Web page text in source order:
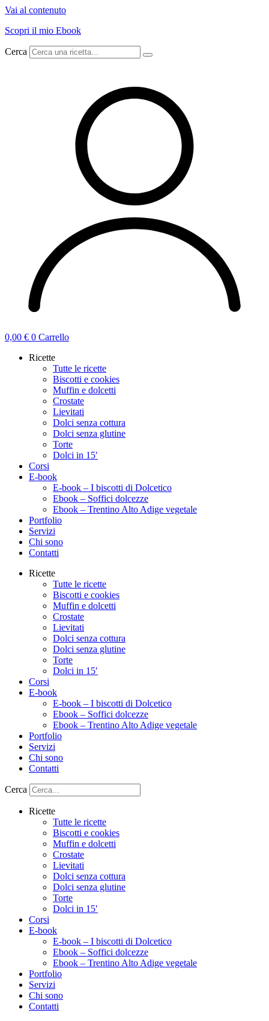
Vai al contenuto
Scopri il mio Ebook
Cerca
0,00 € 0 Carrello
Ricette
Tutte le ricette
Biscotti e cookies
Muffin e dolcetti
Crostate
Lievitati
Dolci senza cottura
Dolci senza glutine
Torte
Dolci in 15′
Corsi
E-book
E-book – I biscotti di Dolcetico
Ebook – Soffici dolcezze
Ebook – Trentino Alto Adige vegetale
Portfolio
Servizi
Chi sono
Contatti
Ricette
Tutte le ricette
Biscotti e cookies
Muffin e dolcetti
Crostate
Lievitati
Dolci senza cottura
Dolci senza glutine
Torte
Dolci in 15′
Corsi
E-book
E-book – I biscotti di Dolcetico
Ebook – Soffici dolcezze
Ebook – Trentino Alto Adige vegetale
Portfolio
Servizi
Chi sono
Contatti
Cerca
Ricette
Tutte le ricette
Biscotti e cookies
Muffin e dolcetti
Crostate
Lievitati
Dolci senza cottura
Dolci senza glutine
Torte
Dolci in 15′
Corsi
E-book
E-book – I biscotti di Dolcetico
Ebook – Soffici dolcezze
Ebook – Trentino Alto Adige vegetale
Portfolio
Servizi
Chi sono
Contatti